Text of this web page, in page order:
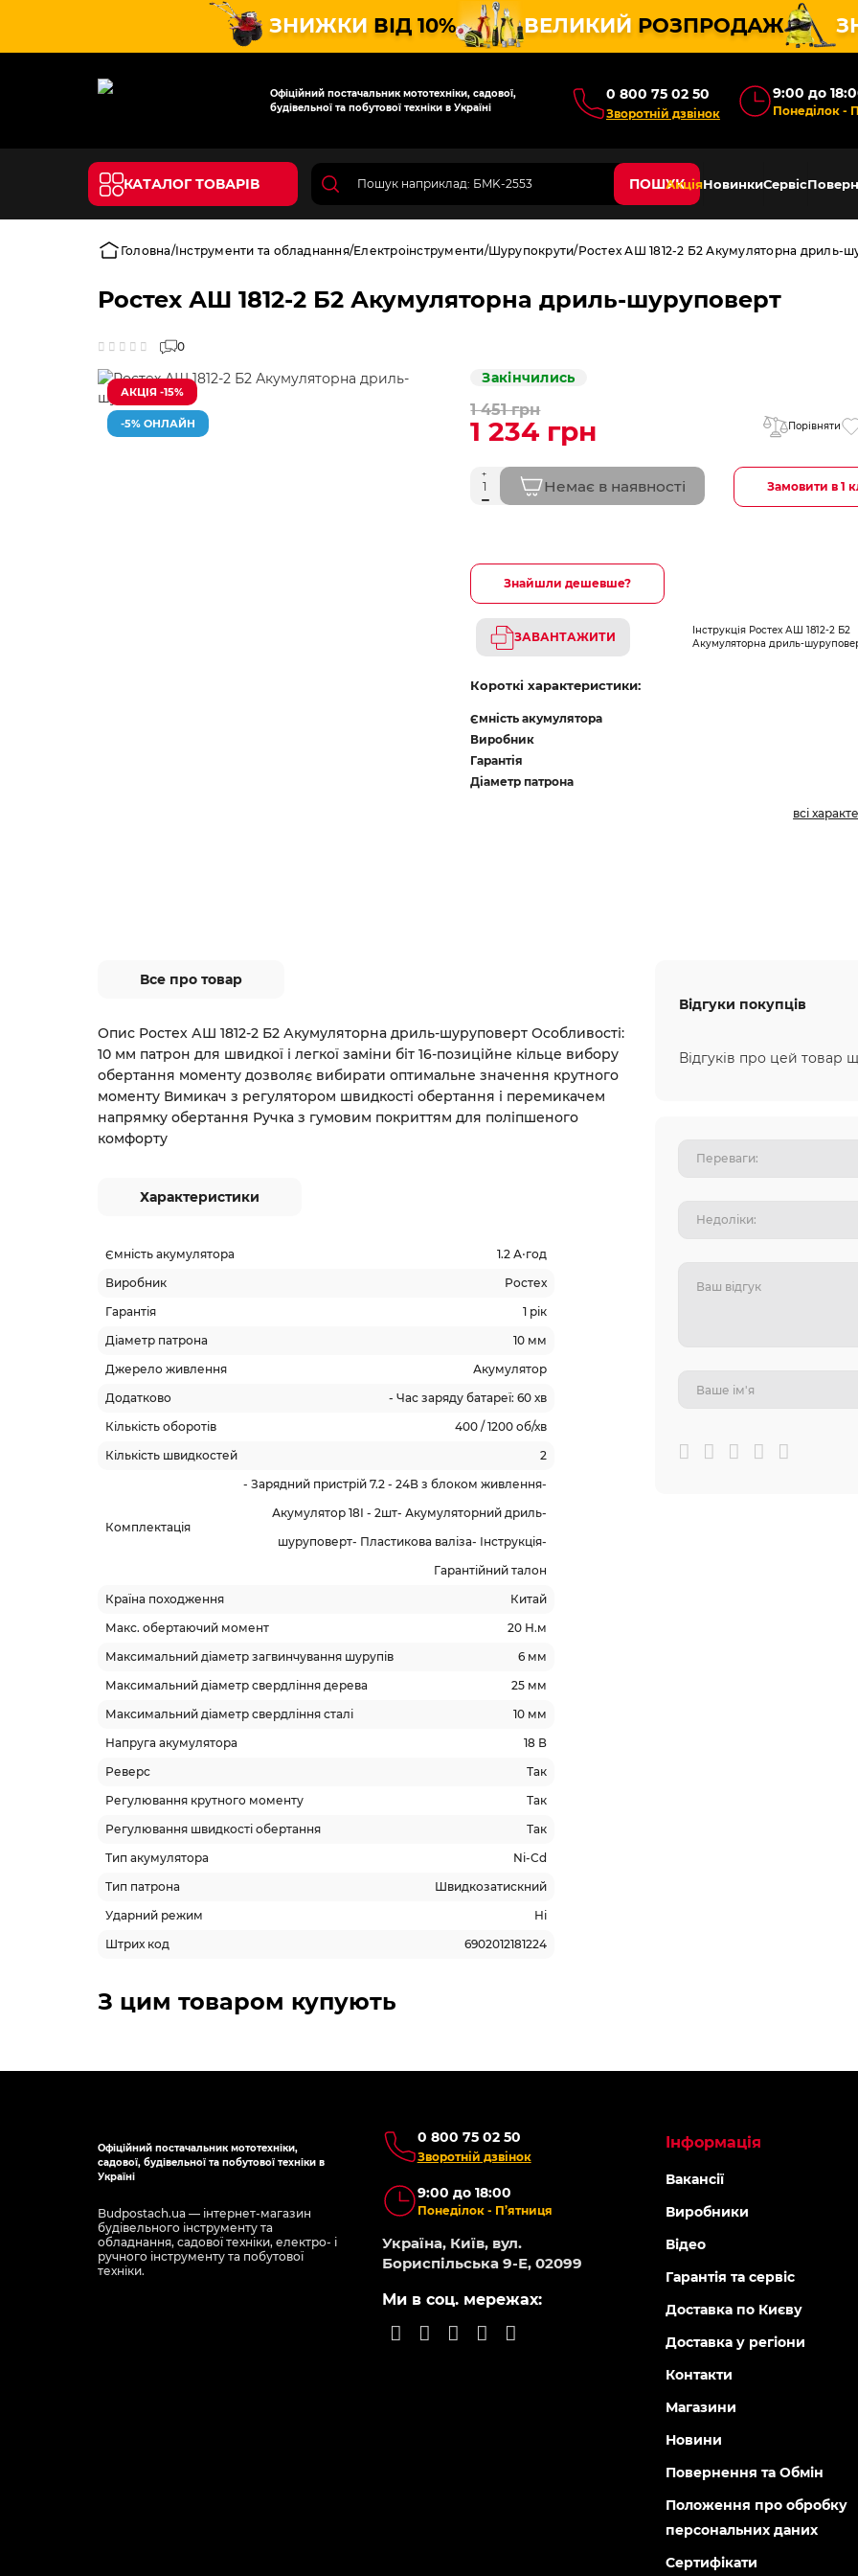
ЗНИЖКИ ВІД 10% ВЕЛИКИЙ РОЗПРОДАЖ
Офіційний постачальник мототехніки, садової,
будівельної та побутової техніки в Україні
0 800 75 02 50
Зворотній дзвінок
9:00 до
Понеділок -
КАТАЛОГ ТОВАРІВ ПОШУКАкціяНовинкиСервіс
Головна Інструменти та обладнання Електроінструменти Шурупокрути Ростех АШ 1812-2 Б2 Акумуляторна дриль-
Ростех АШ 1812-2 Б2 Акумуляторна дриль-шуруповерт
0
АКЦІЯ -15%
-5% ОНЛАЙН
Закінчились
1 451 грн
1 234 грн Порівняти
Немає в наявності Замовити в 1
Знайшли дешевше?
ЗАВАНТАЖИТИ
Інструкція Ростех АШ 1812-2 Б2
Акумуляторна дриль-
Короткі характеристики:
Ємність акумулятора
Виробник
Гарантія
Діаметр патрона
всі
Все про товар
Опис Ростех АШ 1812-2 Б2 Акумуляторна дриль-шуруповерт Особливості:
10 мм патрон для швидкої і легкої заміни біт 16-позиційне кільце вибору
обертання моменту дозволяє вибирати оптимальне значення крутного
моменту Вимикач з регулятором швидкості обертання і перемикачем
напрямку обертання Ручка з гумовим покриттям для поліпшеного
комфорту
Характеристики
Ємність акумулятора
1.2 А⋅год
Виробник
Ростех
Гарантія
1 рік
Діаметр патрона
10 мм
Джерело живлення
Акумулятор
Додатково
- Час заряду батареї: 60 хв
Кількість оборотів
400 / 1200 об/хв
Кількість швидкостей
2
Комплектація
- Зарядний пристрій 7.2 - 24В з блоком живлення-
Акумулятор 18І - 2шт- Акумуляторний дриль-
шуруповерт- Пластикова валіза- Інструкція-
Гарантійний талон
Країна походження
Китай
Макс. обертаючий момент
20 Н.м
Максимальний діаметр загвинчування шурупів
6 мм
Максимальний діаметр свердління дерева
25 мм
Максимальний діаметр свердління сталі
10 мм
Напруга акумулятора
18 В
Реверс
Так
Регулювання крутного моменту
Так
Регулювання швидкості обертання
Так
Тип акумулятора
Ni-Cd
Тип патрона
Швидкозатискний
Ударний режим
Ні
Штрих код
6902012181224
Відгуки покупців
Відгуків про цей товар
З цим товаром купують
Офіційний постачальник мототехніки,
садової, будівельної та побутової техніки в
Україні
Budpostach.ua — інтернет-магазин
будівельного інструменту та
обладнання, садової техніки, електро- і
ручного інструменту та побутової
техніки.
0 800 75 02 50
Зворотній дзвінок
9:00 до 18:00
Понеділок - П’ятниця
Україна, Київ, вул.
Бориспільська 9-Е, 02099
Ми в соц. мережах:
Інформація
Вакансії
Виробники
Відео
Гарантія та сервіс
Доставка по Києву
Доставка у регіони
Контакти
Магазини
Новини
Повернення та Обмін
Положення про обробку
персональних даних
Сертифікати